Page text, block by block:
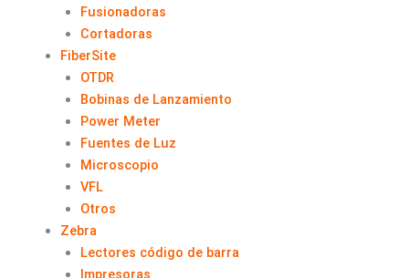
Fusionadoras
Cortadoras
FiberSite
OTDR
Bobinas de Lanzamiento
Power Meter
Fuentes de Luz
Microscopio
VFL
Otros
Zebra
Lectores código de barra
Impresoras